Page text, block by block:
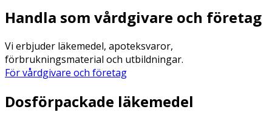
Handla som vårdgivare och företag
Vi erbjuder läkemedel, apoteksvaror,
förbrukningsmaterial och utbildningar.
För vårdgivare och företag
Dosförpackade läkemedel